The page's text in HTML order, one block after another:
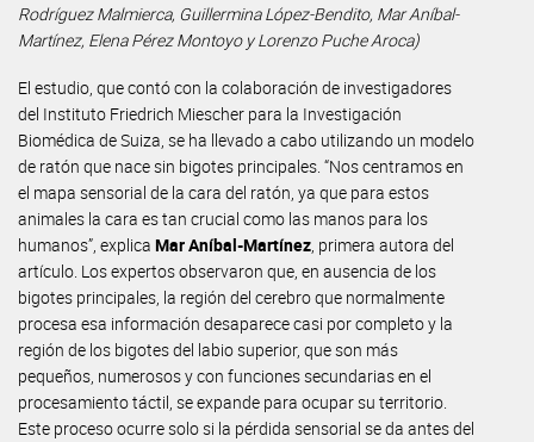
Rodríguez Malmierca, Guillermina López-Bendito, Mar Aníbal-
Martínez, Elena Pérez Montoyo y Lorenzo Puche Aroca)
El estudio, que contó con la colaboración de investigadores
del Instituto Friedrich Miescher para la Investigación
Biomédica de Suiza, se ha llevado a cabo utilizando un modelo
de ratón que nace sin bigotes principales. “Nos centramos en
el mapa sensorial de la cara del ratón, ya que para estos
animales la cara es tan crucial como las manos para los
humanos”, explica Mar Aníbal-Martínez, primera autora del
artículo. Los expertos observaron que, en ausencia de los
bigotes principales, la región del cerebro que normalmente
procesa esa información desaparece casi por completo y la
región de los bigotes del labio superior, que son más
pequeños, numerosos y con funciones secundarias en el
procesamiento táctil, se expande para ocupar su territorio.
Este proceso ocurre solo si la pérdida sensorial se da antes del